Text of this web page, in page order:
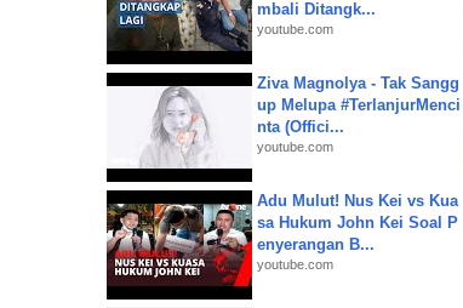
mbali Ditangk...
youtube.com
Ziva Magnolya - Tak Sangg
up Melupa #TerlanjurMenci
nta (Offici...
youtube.com
Adu Mulut! Nus Kei vs Kua
sa Hukum John Kei Soal P
enyerangan B...
youtube.com